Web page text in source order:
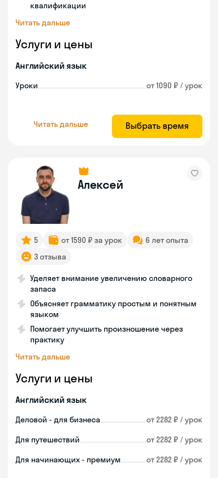
квалификации
Читать дальше
Услуги и цены
Английский язык
Уроки от 1090 ₽ / урок
Читать дальше Выбрать время
Алексей
5 от 1590 ₽ за урок
6 лет опыта
3 отзыва
Уделяет внимание увеличению словарного
запаса
Объясняет грамматику простым и понятным
языком
Помогает улучшить произношение через
практику
Читать дальше
Услуги и цены
Английский язык
Деловой - для бизнеса от 2282 ₽ / урок
Для путешествий от 2282 ₽ / урок
Для начинающих - премиум от 2282 ₽ / урок